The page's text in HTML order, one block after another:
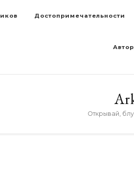
Достопримечательности
Открывай,